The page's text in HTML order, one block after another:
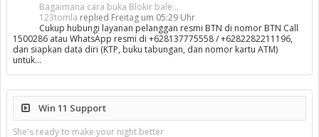
Bagaimana cara buka Blokir bale...
123tomla replied Freitag um 05:29 Uhr
Cukup hubungi layanan pelanggan resmi BTN di nomor BTN Call
1500286 atau WhatsApp resmi di +628137775558 / +6282282211196,
dan siapkan data diri (KTP, buku tabungan, dan nomor kartu ATM)
untuk…
Win 11 Support
She's ready to make your night better